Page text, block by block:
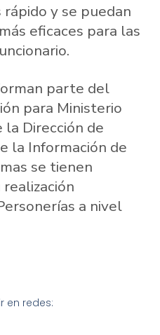
rápido y se puedan
eficaces para las
parte del
para Ministerio
Dirección de
la Información de
se tienen
a nivel
en redes: